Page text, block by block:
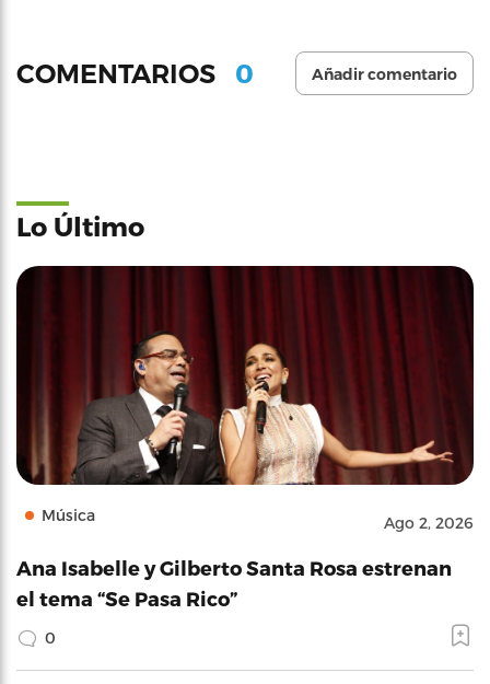
COMENTARIOS 0 Añadir comentario
Lo Último
Música Ago 2, 2026
Ana Isabelle y Gilberto Santa Rosa estrenan
el tema “Se Pasa Rico”
0